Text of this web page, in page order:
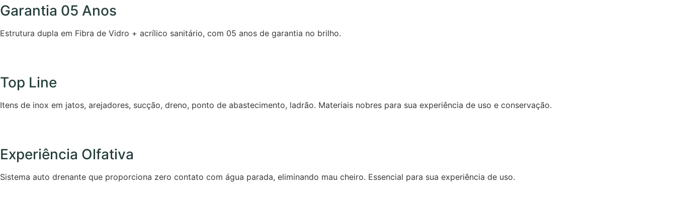
Garantia 05 Anos
Estrutura dupla em Fibra de Vidro + acrílico sanitário, com 05 anos de garantia no brilho.
Top Line
Itens de inox em jatos, arejadores, sucção, dreno, ponto de abastecimento, ladrão. Materiais nobres para sua experiência de uso e conservação.
Experiência Olfativa
Sistema auto drenante que proporciona zero contato com água parada, eliminando mau cheiro. Essencial para sua experiência de uso.